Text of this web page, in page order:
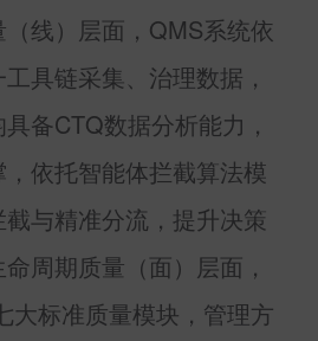
线）层面， QMS系统依
具链采集、治理数据，
备CTQ数据分析能力，
依托智能体拦截算法模
与精准分流，提升决策
周期质量（面）层面，
大标准质量模块，管理方